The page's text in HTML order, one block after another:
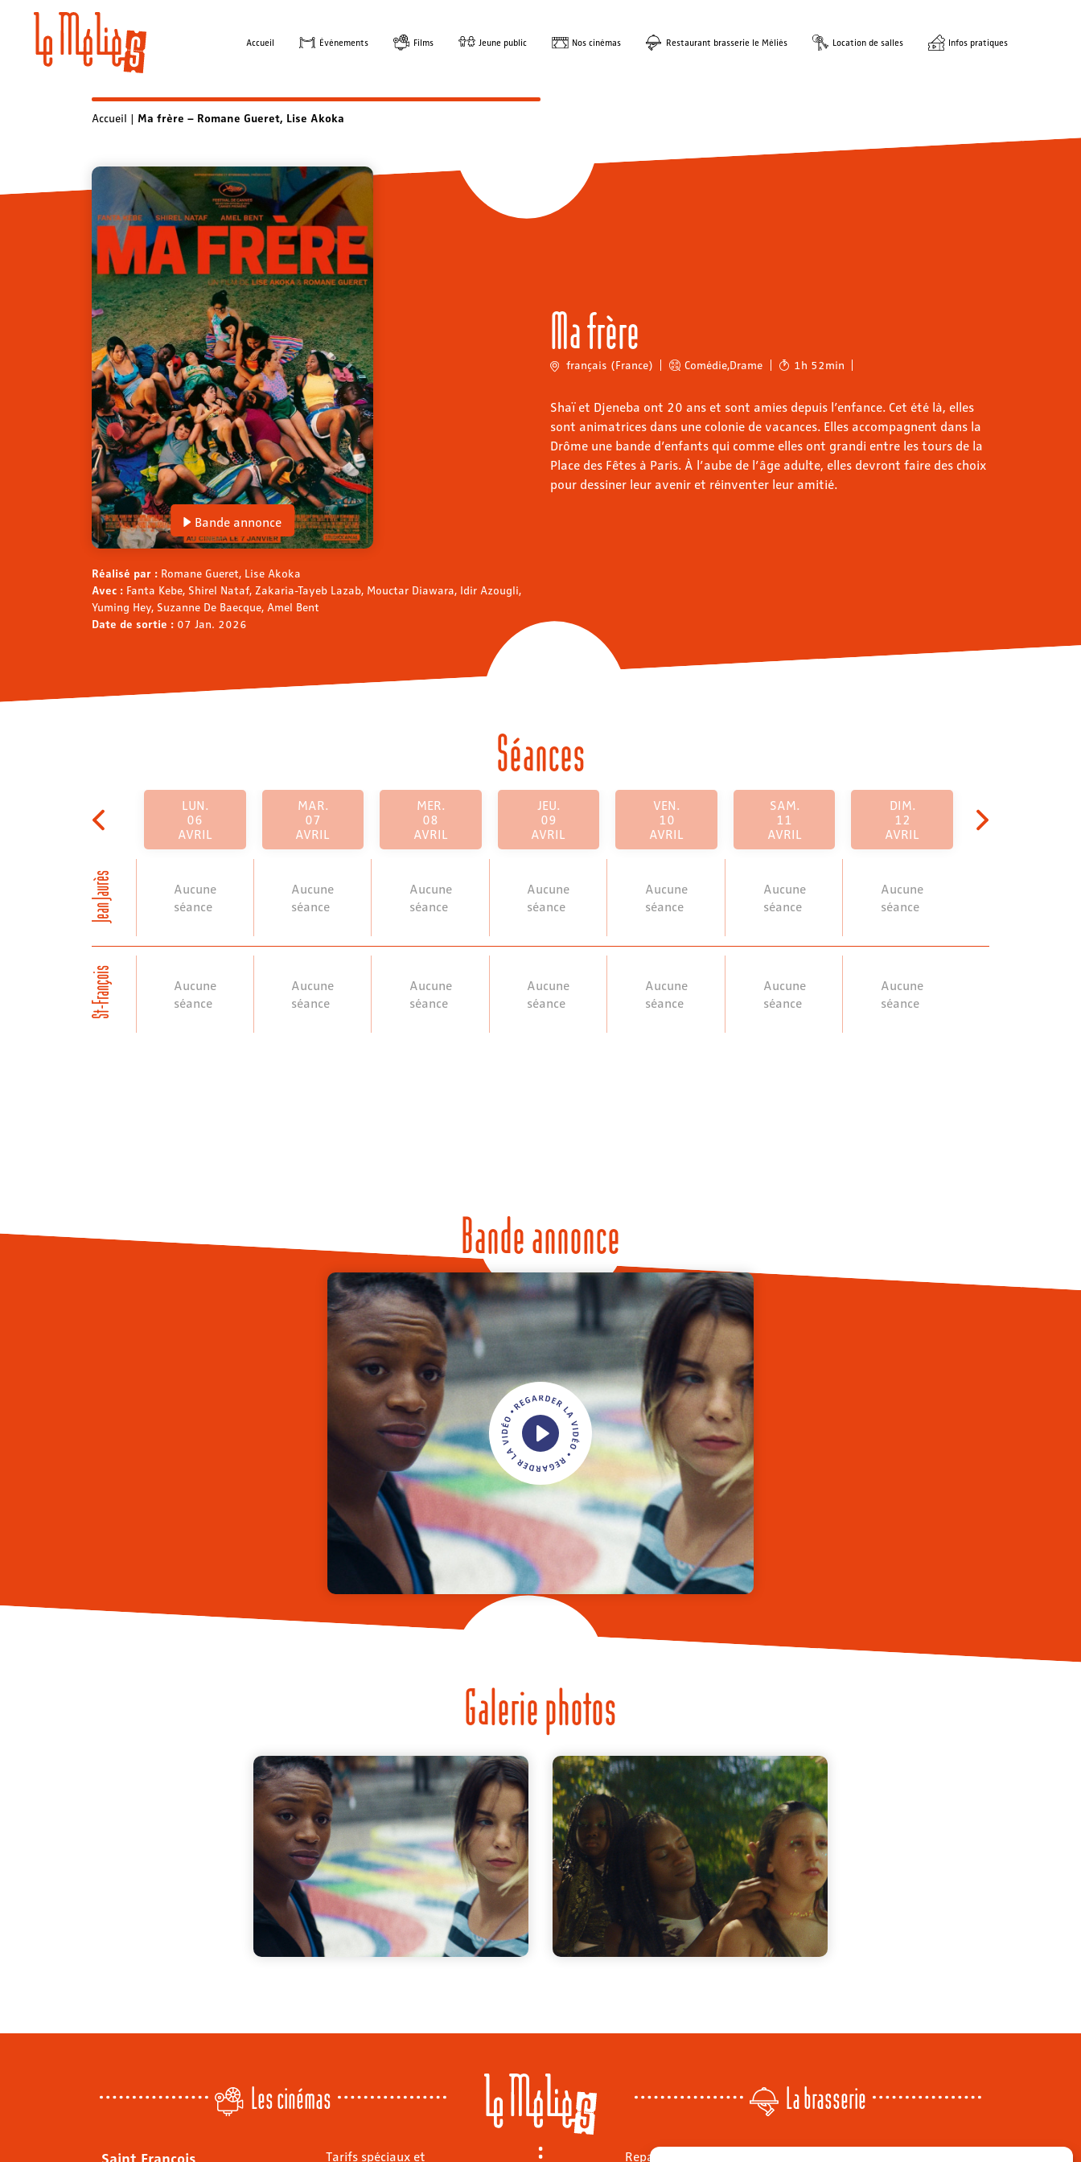
Accueil Évènements Films Jeune public Nos cinémas Restaurant brasserie le Méliès Location de salles Infos pratiques
Accueil | Ma frère – Romane Gueret, Lise Akoka
Bande annonce
Réalisé par : Romane Gueret, Lise Akoka
Avec : Fanta Kebe, Shirel Nataf, Zakaria-Tayeb Lazab, Mouctar Diawara, Idir Azougli,
Yuming Hey, Suzanne De Baecque, Amel Bent
Date de sortie : 07 Jan. 2026
Ma frère
français (France) Comédie,Drame 1h 52min
Shaï et Djeneba ont 20 ans et sont amies depuis l’enfance. Cet été là, elles
sont animatrices dans une colonie de vacances. Elles accompagnent dans la
Drôme une bande d’enfants qui comme elles ont grandi entre les tours de la
Place des Fêtes à Paris. À l’aube de l’âge adulte, elles devront faire des choix
pour dessiner leur avenir et réinventer leur amitié.
Séances
Jean Jaurès
St-François
LUN.
06
AVRIL
Aucune
séance
Aucune
séance
MAR.
07
AVRIL
Aucune
séance
Aucune
séance
MER.
08
AVRIL
Aucune
séance
Aucune
séance
JEU.
09
AVRIL
Aucune
séance
Aucune
séance
VEN.
10
AVRIL
Aucune
séance
Aucune
séance
SAM.
11
AVRIL
Aucune
séance
Aucune
séance
DIM.
12
AVRIL
Aucune
séance
Aucune
séance
Bande annonce
Galerie photos
Les cinémas La brasserie
Saint François Tarifs spéciaux et Repas sur place